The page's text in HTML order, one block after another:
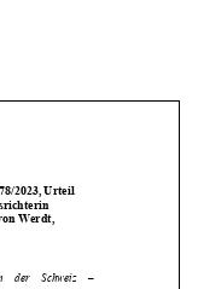




arbitrale rejetée